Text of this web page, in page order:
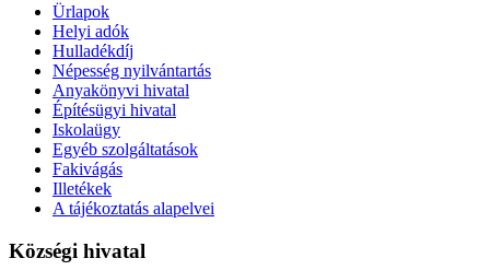
Ürlapok
Helyi adók
Hulladékdíj
Népesség nyilvántartás
Anyakönyvi hivatal
Építésügyi hivatal
Iskolaügy
Egyéb szolgáltatások
Fakivágás
Illetékek
A tájékoztatás alapelvei
Községi hivatal